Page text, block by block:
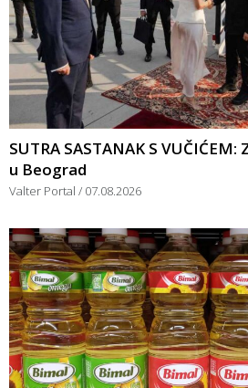
SUTRA SASTANAK S
u Beograd
Valter Portal 07.08.2026